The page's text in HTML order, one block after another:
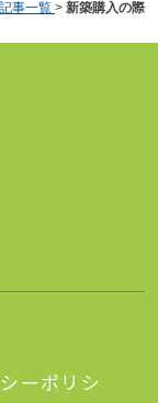
事一覧 > 新築購入の際
ーポリシ